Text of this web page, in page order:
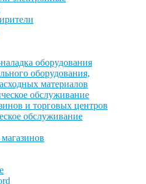
оборудования
оборудования,
материалов
обслуживание
и торговых центров
обслуживание